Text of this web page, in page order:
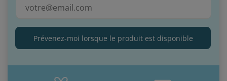
Prévenez-moi lorsque le produit est disponible